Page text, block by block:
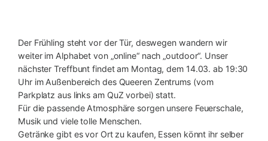
Der Frühling steht vor der Tür, deswegen wandern wir
weiter im Alphabet von „online“ nach „outdoor“. Unser
nächster Treffbunt findet am Montag, dem 14.03. ab 19:30
Uhr im Außenbereich des Queeren Zentrums (vom
Parkplatz aus links am QuZ vorbei) statt.
Für die passende Atmosphäre sorgen unsere Feuerschale,
Musik und viele tolle Menschen.
Getränke gibt es vor Ort zu kaufen, Essen könnt ihr selber